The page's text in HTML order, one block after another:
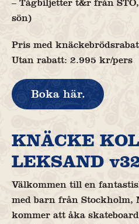
– Tågbiljetter t&r från
sön)
Pris med
Utan rabatt: 2.995 kr/pers
Boka här.
KNÄCKE
LEKSAND
Välkommen till en
med barn från Stockholm,
kommer att åka